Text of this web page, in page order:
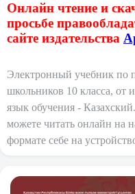
Онлайн чтение и
просьбе
сайте издательства
Электронный учебник по
школьников 10 класса, от
язык обучения -
можете читать онлайн на
формате себе на